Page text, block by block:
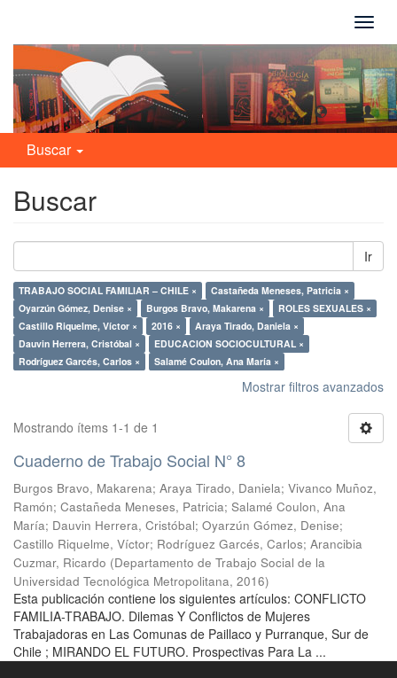
Buscar
Buscar
Ir
TRABAJO SOCIAL FAMILIAR – CHILE ×
Castañeda Meneses, Patricia ×
Oyarzún Gómez, Denise ×
Burgos Bravo, Makarena ×
ROLES SEXUALES ×
Castillo Riquelme, Víctor ×
2016 ×
Araya Tirado, Daniela ×
Dauvin Herrera, Cristóbal ×
EDUCACION SOCIOCULTURAL ×
Rodríguez Garcés, Carlos ×
Salamé Coulon, Ana María ×
Mostrar filtros avanzados
Mostrando ítems 1-1 de 1
Cuaderno de Trabajo Social N° 8
Burgos Bravo, Makarena; Araya Tirado, Daniela; Vivanco Muñoz,
Ramón; Castañeda Meneses, Patricia; Salamé Coulon, Ana
María; Dauvin Herrera, Cristóbal; Oyarzún Gómez, Denise;
Castillo Riquelme, Víctor; Rodríguez Garcés, Carlos; Arancibia
Cuzmar, Ricardo (Departamento de Trabajo Social de la
Universidad Tecnológica Metropolitana, 2016)
Esta publicación contiene los siguientes artículos: CONFLICTO
FAMILIA-TRABAJO. Dilemas Y Conflictos de Mujeres
Trabajadoras en Las Comunas de Paillaco y Purranque, Sur de
Chile ; MIRANDO EL FUTURO. Prospectivas Para La ...